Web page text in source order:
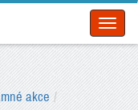
akce